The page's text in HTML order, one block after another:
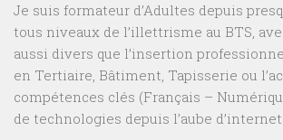
Je suis formateur d’Adultes depuis
tous niveaux de l’illettrisme au BTS,
aussi divers que l’insertion
en Tertiaire, Bâtiment, Tapisserie ou
compétences clés (Français –
de technologies depuis l’aube d’internet.